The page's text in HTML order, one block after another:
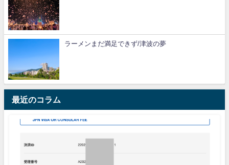
ラーメンまだ満足できず/津波の夢
最近のコラム